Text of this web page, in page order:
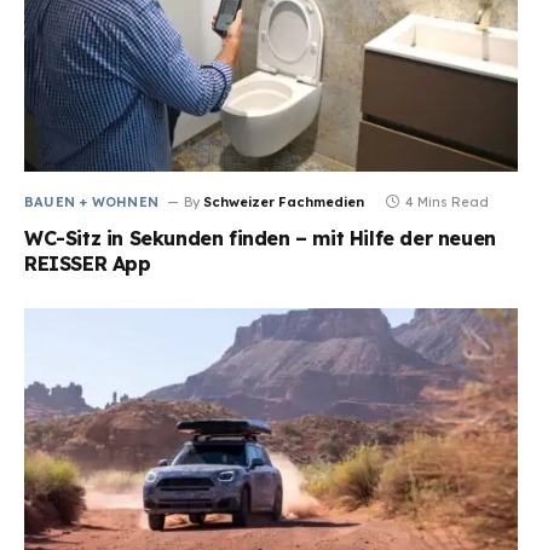
BAUEN + WOHNEN By Schweizer Fachmedien 4 Mins Read
WC-Sitz in Sekunden finden – mit Hilfe der neuen
REISSER App